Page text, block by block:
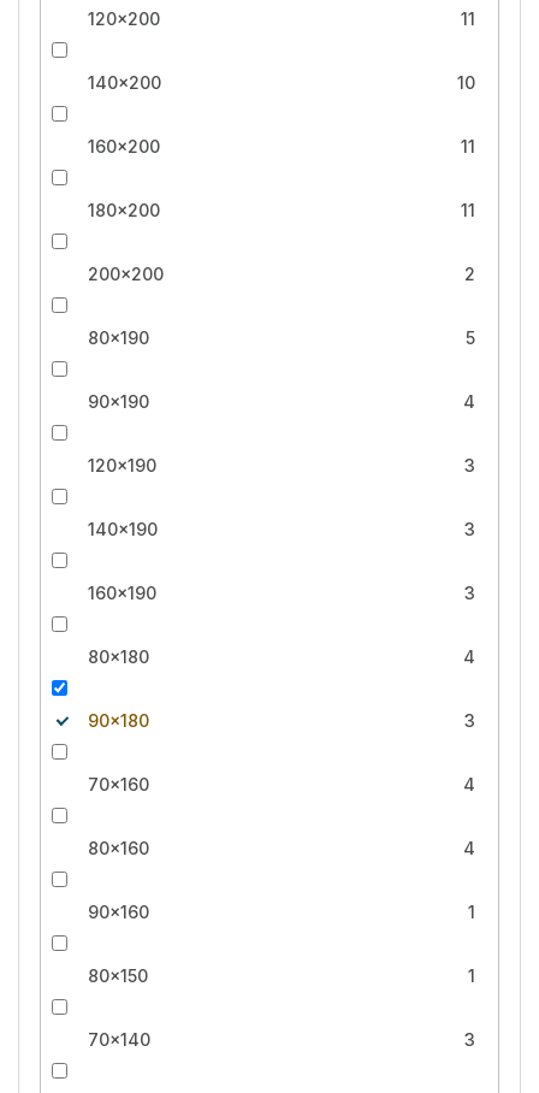
120x200 11
140x200 10
160x200 11
180x200 11
200x200 2
80x190 5
90x190 4
120x190 3
140x190 3
160x190 3
80x180 4
90x180 3
70x160 4
80x160 4
90x160 1
80x150 1
70x140 3